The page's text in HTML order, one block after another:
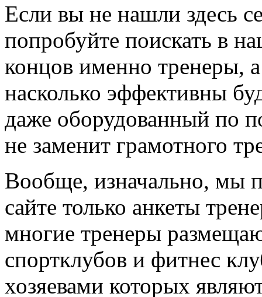
Если вы не нашли здесь
попробуйте поискать в
концов именно тренеры,
насколько эффективны
даже оборудованный по
не заменит грамотного
Вообще, изначально, мы
сайте только анкеты
многие тренеры
спортклубов и фитнес
хозяевами которых